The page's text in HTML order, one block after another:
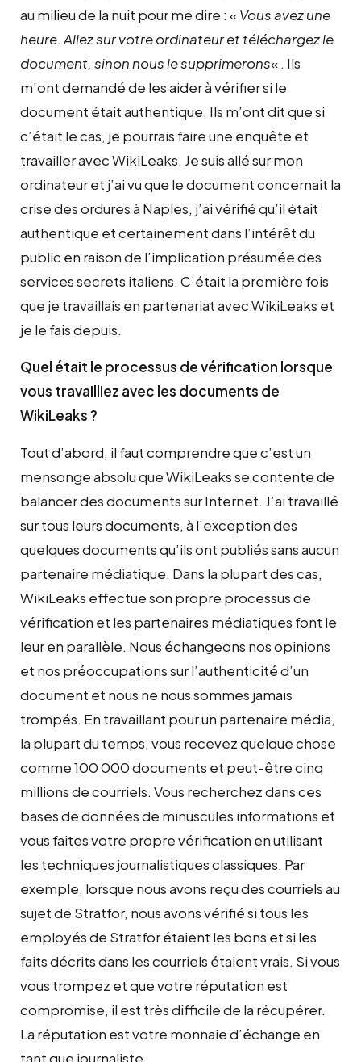
au milieu de la nuit pour me dire : «Vous avez une
heure. Allez sur votre ordinateur et téléchargez le
document, sinon nous le supprimerons« . Ils
m’ont demandé de les aider à vérifier si le
document était authentique. Ils m’ont dit que si
c’était le cas, je pourrais faire une enquête et
travailler avec WikiLeaks. Je suis allé sur mon
ordinateur et j’ai vu que le document concernait la
crise des ordures à Naples, j’ai vérifié qu’il était
authentique et certainement dans l’intérêt du
public en raison de l’implication présumée des
services secrets italiens. C’était la première fois
que je travaillais en partenariat avec WikiLeaks et
je le fais depuis.
Quel était le processus de vérification lorsque
vous travailliez avec les documents de
WikiLeaks ?
Tout d’abord, il faut comprendre que c’est un
mensonge absolu que WikiLeaks se contente de
balancer des documents sur Internet. J’ai travaillé
sur tous leurs documents, à l’exception des
quelques documents qu’ils ont publiés sans aucun
partenaire médiatique. Dans la plupart des cas,
WikiLeaks effectue son propre processus de
vérification et les partenaires médiatiques font le
leur en parallèle. Nous échangeons nos opinions
et nos préoccupations sur l’authenticité d’un
document et nous ne nous sommes jamais
trompés. En travaillant pour un partenaire média,
la plupart du temps, vous recevez quelque chose
comme 100 000 documents et peut-être cinq
millions de courriels. Vous recherchez dans ces
bases de données de minuscules informations et
vous faites votre propre vérification en utilisant
les techniques journalistiques classiques. Par
exemple, lorsque nous avons reçu des courriels au
sujet de Stratfor, nous avons vérifié si tous les
employés de Stratfor étaient les bons et si les
faits décrits dans les courriels étaient vrais. Si vous
vous trompez et que votre réputation est
compromise, il est très difficile de la récupérer.
La réputation est votre monnaie d’échange en
tant que journaliste.